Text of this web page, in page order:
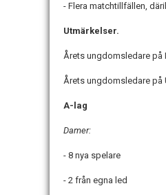
- Flera matchtillfällen,
Utmärkelser.
Årets ungdomsledare på
Årets ungdomsledare på
A-lag
Damer:
- 8 nya spelare
- 2 från egna led